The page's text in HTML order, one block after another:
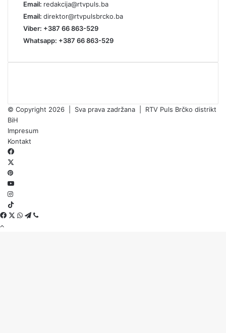
Email: redakcija@rtvpuls.ba
Email: direktor@rtvpulsbrcko.ba
Viber: +387 66 863-529
Whatsapp: +387 66 863-529
© Copyright 2026 | Sva prava zadržana | RTV Puls Brčko distrikt
BiH
Impresum
Kontakt
Threads
Facebook
X WhatsApp
Telegram